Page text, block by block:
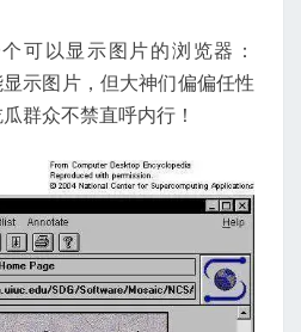
可以显示图片的浏览器：
示图片，但大神们偏偏任性
群众不禁直呼内行！